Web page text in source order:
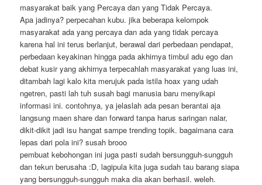
masyarakat baik yang Percaya dan yang Tidak Percaya.
Apa jadinya? perpecahan kubu. jika beberapa kelompok
masyarakat ada yang percaya dan ada yang tidak percaya
karena hal ini terus berlanjut, berawal dari perbedaan pendapat,
perbedaan keyakinan hingga pada akhirnya timbul adu ego dan
debat kusir yang akhirnya terpecahlah masyarakat yang luas ini,
ditambah lagi kalo kita merujuk pada istila hoax yang udah
ngetren, pasti lah tuh susah bagi manusia baru menyikapi
informasi ini. contohnya, ya jelaslah ada pesan berantai aja
langsung maen share dan forward tanpa harus saringan nalar,
dikit-dikit jadi isu hangat sampe trending topik. bagaimana cara
lepas dari pola ini? susah brooo
pembuat kebohongan ini juga pasti sudah bersungguh-sungguh
dan tekun berusaha :D, lagipula kita juga sudah tau barang siapa
yang bersungguh-sungguh maka dia akan berhasil. weleh.